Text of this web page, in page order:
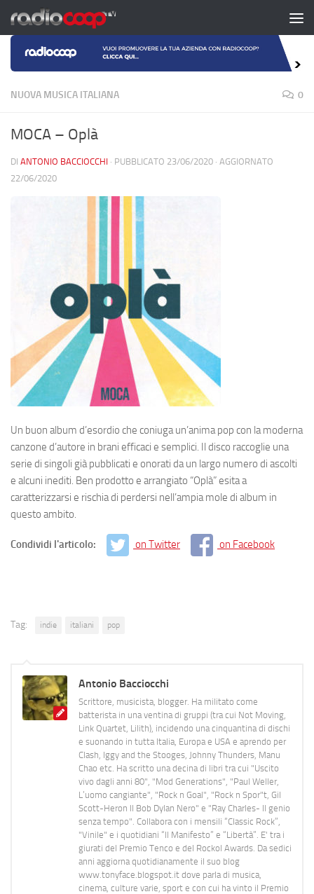
Salta al contenuto
NUOVA MUSICA ITALIANA 0
MOCA – Oplà
DI ANTONIO BACCIOCCHI · PUBBLICATO 23/06/2020 · AGGIORNATO
22/06/2020
Un buon album d’esordio che coniuga un’anima pop con la moderna
canzone d’autore in brani efficaci e semplici. Il disco raccoglie una
serie di singoli già pubblicati e onorati da un largo numero di ascolti
e alcuni inediti. Ben prodotto e arrangiato “Oplà” esita a
caratterizzarsi e rischia di perdersi nell’ampia mole di album in
questo ambito.
Condividi l'articolo: on Twitter on Facebook
Tag: indie italiani pop
Antonio Bacciocchi
Scrittore, musicista, blogger. Ha militato come
batterista in una ventina di gruppi (tra cui Not Moving,
Link Quartet, Lilith), incidendo una cinquantina di dischi
e suonando in tutta Italia, Europa e USA e aprendo per
Clash, Iggy and the Stooges, Johnny Thunders, Manu
Chao etc. Ha scritto una decina di libri tra cui "Uscito
vivo dagli anni 80", "Mod Generations", "Paul Weller,
L’uomo cangiante", "Rock n Goal", "Rock n Spor"t, Gil
Scott-Heron Il Bob Dylan Nero" e "Ray Charles- Il genio
senza tempo". Collabora con i mensili “Classic Rock”,
"Vinile" e i quotidiani “Il Manifesto” e “Libertà”. E' tra i
giurati del Premio Tenco e del Rockol Awards. Da sedici
anni aggiorna quotidianamente il suo blog
www.tonyface.blogspot.it dove parla di musica,
cinema, culture varie, sport e con cui ha vinto il Premio